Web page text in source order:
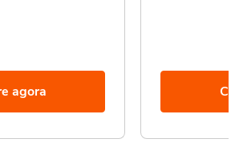
agora